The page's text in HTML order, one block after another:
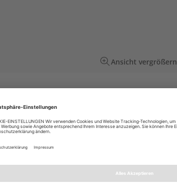
Ansicht vergrößern
als zeitlos modische Ergänzung für Ihre
ab. Nur wenig wärmend.
AUCH GEFALLEN